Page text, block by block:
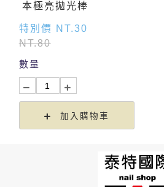
本極亮拋光棒
特別價 NT.30
NT.80
數量
加入購物車